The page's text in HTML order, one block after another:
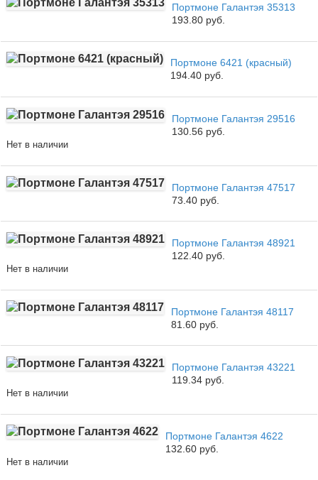
Портмоне Галантэя 35313
193.80 руб.
Портмоне 6421 (красный)
194.40 руб.
Портмоне Галантэя 29516
130.56 руб.
Нет в наличии
Портмоне Галантэя 47517
73.40 руб.
Портмоне Галантэя 48921
122.40 руб.
Нет в наличии
Портмоне Галантэя 48117
81.60 руб.
Портмоне Галантэя 43221
119.34 руб.
Нет в наличии
Портмоне Галантэя 4622
132.60 руб.
Нет в наличии